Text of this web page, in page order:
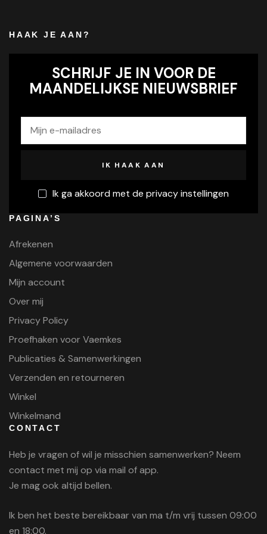
HAAK JE AAN?
SCHRIJF JE IN VOOR DE
MAANDELIJKSE NIEUWSBRIEF
Ik ga akkoord met de privacy instellingen
PAGINA’S
Afrekenen
Algemene voorwaarden
Mijn account
Over mij
Privacy Policy
Proefhaken voor Vaemkes
Publicaties & Samenwerkingen
Verzenden en retourneren
Winkel
Winkelmand
CONTACT
Heb je vragen of wil je misschien samenwerken? Neem
contact met mij op via mail of app.
Je mag ook altijd bellen.
Ik ben het beste bereikbaar van ma t/m vrij tussen 09:00
en 18:00.